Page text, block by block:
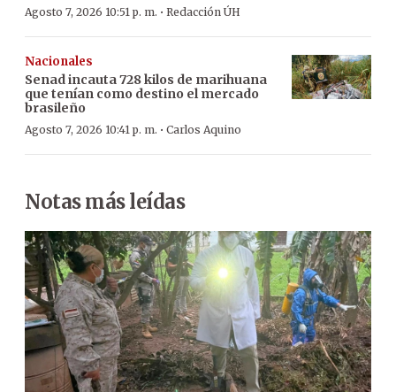
Agosto 7, 2026 10:51 p. m. · Redacción ÚH
Nacionales
Senad incauta 728 kilos de marihuana
que tenían como destino el mercado
brasileño
Agosto 7, 2026 10:41 p. m. · Carlos Aquino
Notas más leídas